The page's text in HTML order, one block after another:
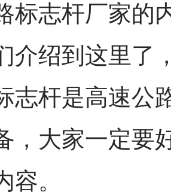
标志杆厂家的
介绍到这里了
志杆是高速公
，大家一定要
容。